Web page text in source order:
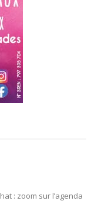
: zoom sur l’agenda